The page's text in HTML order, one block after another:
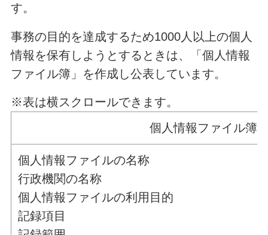
す。
事務の目的を達成するため1000人以上の個人
情報を保有しようとするときは、「個人情報
ファイル簿」を作成し公表しています。
※表は横スクロールできます。
個人情報ファイル簿
個人情報ファイルの名称
行政機関の名称
個人情報ファイルの利用目的
記録項目